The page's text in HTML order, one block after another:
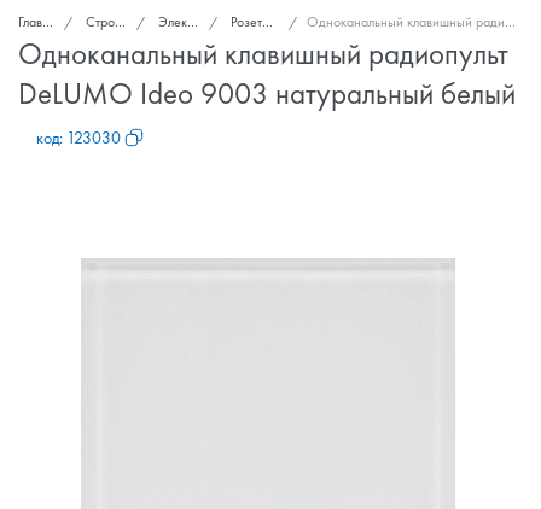
Главная Стройка и ремонт Электроснабжение Розетки, выключатели Одноканальный клавишный радиопульт DeLUMO Ideo 9003 натуральный белый
Одноканальный клавишный радиопульт
DeLUMO Ideo 9003 натуральный белый
код: 123030